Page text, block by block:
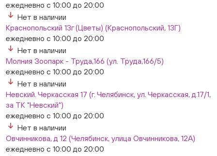
ежедневно с 10:00 до 20:00
Нет в наличии
Краснопольский 13г (Цветы) (Краснопольский, 13Г)
ежедневно с 10:00 до 20:00
Нет в наличии
Молния Зоопарк - Труда,166 (ул. Труда,166/5)
ежедневно с 10:00 до 20:00
Нет в наличии
Невский. Черкасская 17 (г. Челябинск, ул. Черкасская, д.17/1,
за ТК "Невский")
ежедневно с 10:00 до 20:00
Нет в наличии
Овчинникова, д 12 (Челябинск, улица Овчинникова, 12А)
ежедневно с 10:00 до 20:00